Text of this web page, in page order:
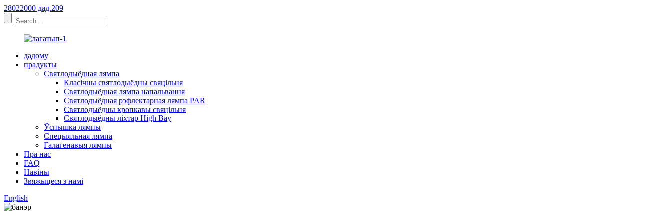
28022000 дад.209
дадому
прадукты
Святлодыёдная лямпа
Класічны святлодыёдны свяцільня
Святлодыёдная лямпа напальвання
Святлодыёдная рэфлектарная лямпа PAR
Святлодыёдны кропкавы свяцільня
Святлодыёдны ліхтар High Bay
Ўспышка лямпы
Спецыяльная лямпа
Галагенавыя лямпы
Пра нас
FAQ
Навіны
Звяжыцеся з намі
English